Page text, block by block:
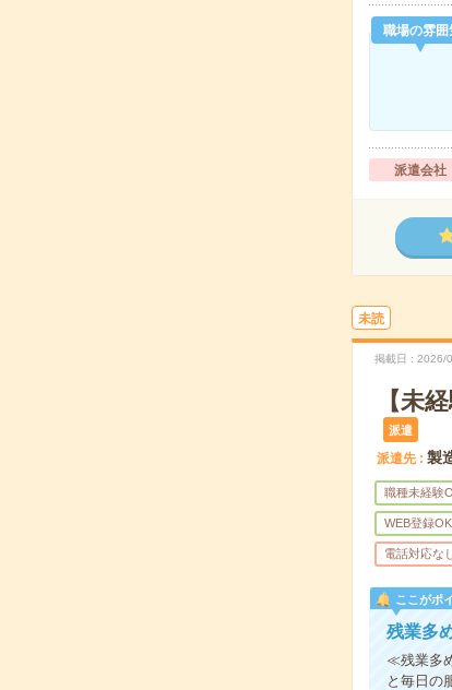
職場の雰囲
派遣会社
未読
掲載日 2026/
【未
派遣
派遣先 製
職種未経験
WEB登録OK
電話対応な
ここがポ
残業多
≪残業多
と毎日の